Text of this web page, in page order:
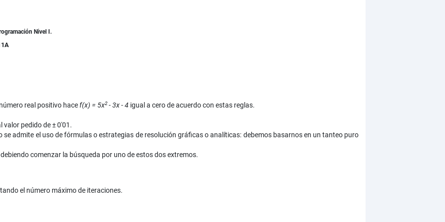
Nivel I.
real positivo hacef(x) = 5x2 - 3x - 4igual a cero de acuerdo con estas reglas.
valor pedido de ± 0'01.
admite el uso de fórmulas o estrategias de resolución gráficas o analíticas: debemos basarnos en un tanteo puro
comenzar la búsqueda por uno de estos dos extremos.
el número máximo de iteraciones.